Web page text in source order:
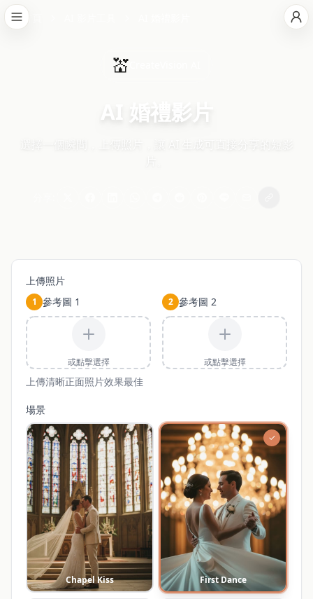
💒
AI 婚禮影片
選擇一個瞬間，上傳照片，讓 AI 生成可直接分享的短影
上傳照片
1 參考圖 1
或點擊選擇
2 參考圖 2
或點擊選擇
上傳清晰正面照片效果最佳
場景
Chapel Kiss
✓
First Dance